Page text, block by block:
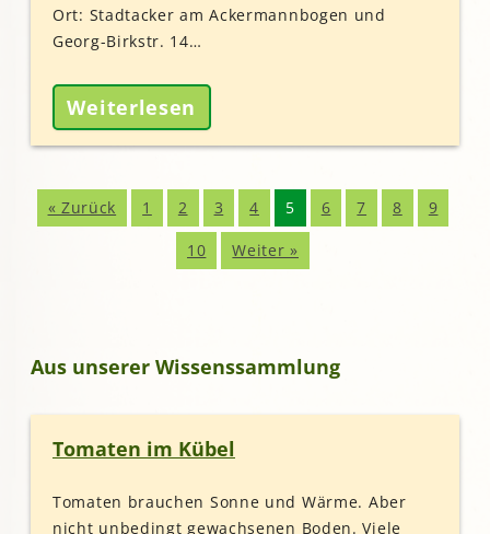
Ort: Stadtacker am Ackermannbogen und
Georg-Birkstr. 14…
Weiterlesen
« Zurück 1 2 3 4 5 6 7 8 9
10 Weiter »
Aus unserer Wissenssammlung
Tomaten im Kübel
Tomaten brauchen Sonne und Wärme. Aber
nicht unbedingt gewachsenen Boden. Viele